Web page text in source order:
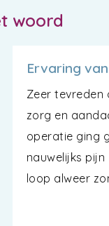
woord
Ervaring
Zeer tevreden
zorg en
operatie ging
nauwelijks pijn
loop alweer